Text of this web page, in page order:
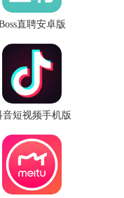
直聘安卓版
音短视频手机版